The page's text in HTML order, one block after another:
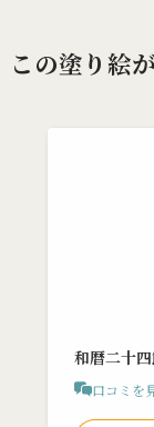
この塗り絵
和暦二十
口コミを